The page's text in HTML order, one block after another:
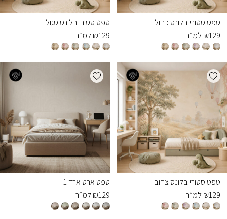
טפט סטורי בלונס כחול
₪129 למ״ר
טפט סטורי בלונס סגול
₪129 למ״ר
Add wishlist
טפט סטורי בלונס צהוב
₪129 למ״ר
Add wishlist
טפט ארט ארד 1
₪129 למ״ר